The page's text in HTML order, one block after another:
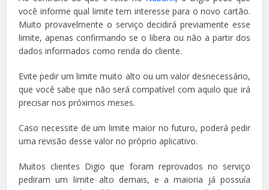
você informe qual limite tem interesse para o novo cartão.
Muito provavelmente o serviço decidirá previamente esse
limite, apenas confirmando se o libera ou não a partir dos
dados informados como renda do cliente.
Evite pedir um limite muito alto ou um valor desnecessário,
que você sabe que não será compatível com aquilo que irá
precisar nos próximos meses.
Caso necessite de um limite maior no futuro, poderá pedir
uma revisão desse valor no próprio aplicativo.
Muitos clientes Digio que foram reprovados no serviço
pediram um limite alto demais, e a maioria já possuía